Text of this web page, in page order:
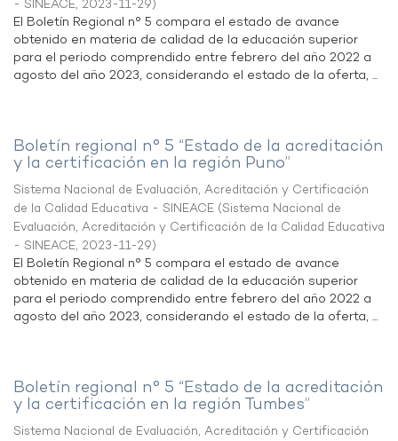
- SINEACE, 2023-11-29)
El Boletín Regional n° 5 compara el estado de avance
obtenido en materia de calidad de la educación superior
para el periodo comprendido entre febrero del año 2022 a
agosto del año 2023, considerando el estado de la oferta, ...
Boletín regional n° 5 “Estado de la acreditación
y la certificación en la región Puno”
Sistema Nacional de Evaluación, Acreditación y Certificación
de la Calidad Educativa - SINEACE (Sistema Nacional de
Evaluación, Acreditación y Certificación de la Calidad Educativa
- SINEACE, 2023-11-29)
El Boletín Regional n° 5 compara el estado de avance
obtenido en materia de calidad de la educación superior
para el periodo comprendido entre febrero del año 2022 a
agosto del año 2023, considerando el estado de la oferta, ...
Boletín regional n° 5 “Estado de la acreditación
y la certificación en la región Tumbes”
Sistema Nacional de Evaluación, Acreditación y Certificación